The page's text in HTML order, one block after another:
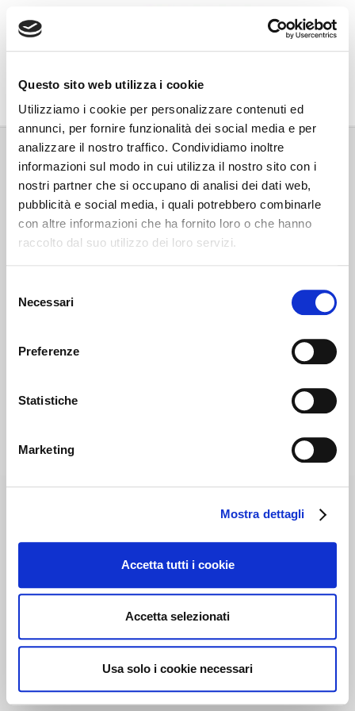
Questo sito web utilizza i cookie
Utilizziamo i cookie per personalizzare contenuti ed
annunci, per fornire funzionalità dei social media e per
analizzare il nostro traffico. Condividiamo inoltre
informazioni sul modo in cui utilizza il nostro sito con i
nostri partner che si occupano di analisi dei dati web,
pubblicità e social media, i quali potrebbero combinarle
con altre informazioni che ha fornito loro o che hanno
raccolto dal suo utilizzo dei loro servizi.
delNecessari
Preferenze
Statistiche
Marketing
Mostra dettagli
Accetta tutti i cookie
Accetta selezionati
Usa solo i cookie necessari
Associazione Go Wine
Via Vida, 6
12051 Alba (Cn)
tel. +39 0173 364631
Codice SDI: USAL8PV
PEC gowine@legalmail.it
info@gowinet.it